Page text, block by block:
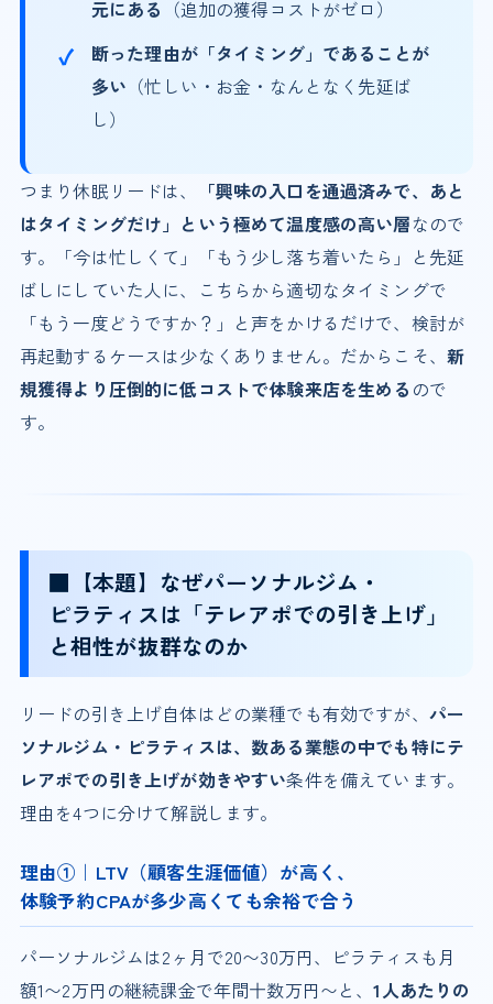
元にある （追加の獲得コストがゼロ）
断った理由が「タイミング」であることが
多い （忙しい・お金・なんとなく先延ば
し）
つまり休眠リードは、
「興味の入口を通過済みで、あと
はタイミングだけ」という極めて温度感の高い層なので
す。「今は忙しくて」「もう少し落ち着いたら」と先延
ばしにしていた人に、こちらから適切なタイミングで
「もう一度どうですか？」と声をかけるだけで、検討が
再起動するケースは少なくありません。だからこそ、 新
規獲得より圧倒的に低コストで体験来店を生める ので
す。
■【本題】なぜパーソナルジム・
ピラティスは「テレアポでの引き上げ」
と相性が抜群なのか
リードの引き上げ自体はどの業種でも有効ですが、 パー
ソナルジム・ピラティスは、数ある業態の中でも特にテ
レアポでの引き上げが効きやすい条件を備えています。
理由を4つに分けて解説します。
理由①｜LTV（顧客生涯価値）が高く、
体験予約CPAが多少高くても余裕で合う
パーソナルジムは2ヶ月で20〜30万円、ピラティスも月
額1〜2万円の継続課金で年間十数万円〜と、1人あたりの